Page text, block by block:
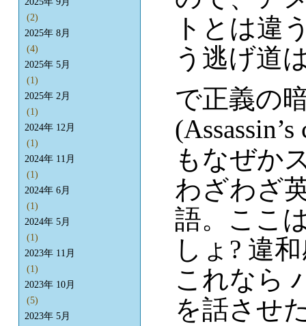
トとは違
う逃げ道
で正義の
もなぜか
わざわざ
語。ここ
しょ? 違
これなら
を話させ
(2)
2025年 8月
(4)
2025年 5月
(1)
2025年 2月
(1)
2024年 12月
(1)
2024年 11月
(1)
2024年 6月
(1)
2024年 5月
(1)
2023年 11月
(1)
2023年 10月
(5)
2023年 5月